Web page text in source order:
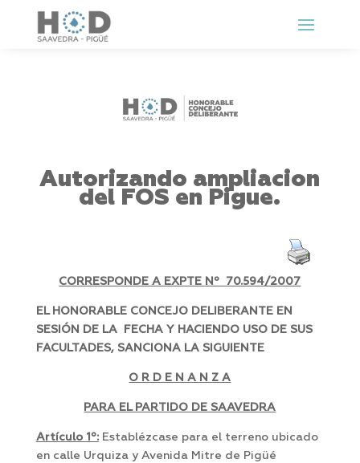
Autorizando ampliacion
del FOS en Pigue.
CORRESPONDE A EXPTE Nº 70.594/2007
EL HONORABLE CONCEJO DELIBERANTE EN
SESIÓN DE LA FECHA Y HACIENDO USO DE SUS
FACULTADES, SANCIONA LA SIGUIENTE
O R D E N A N Z A
PARA EL PARTIDO DE SAAVEDRA
Artículo 1º:Establézcase para el terreno ubicado
en calle Urquiza y Avenida Mitre de Pigüé